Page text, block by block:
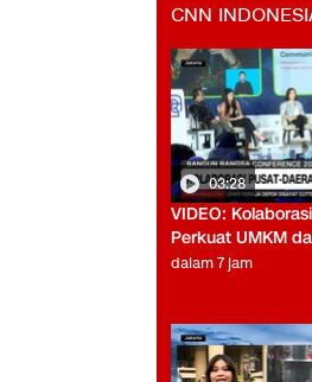
CNN
03:28
VIDEO:
Perkuat UMKM
dalam 7 jam